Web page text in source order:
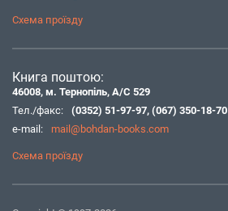
Схема проїзду
Книга поштою:
46008, м. Тернопіль, А/С 529
Тел./факс:
(0352) 51-97-97, (067) 350-18-70
e-mail:
mail@bohdan-books.com
Схема проїзду